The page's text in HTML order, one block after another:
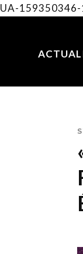
UA-159350346-